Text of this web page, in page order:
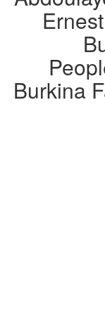
Burkina